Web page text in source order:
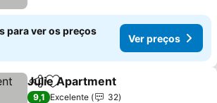
para ver os preços
Ver preços
PartilharAdicionar aos favoritos
Julie Apartment
9,1 Excelente
32